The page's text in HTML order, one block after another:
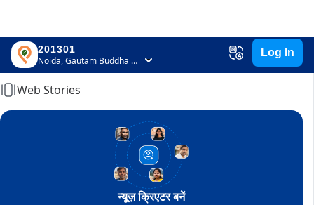
201301
Noida, Gautam Buddha Nagar, Uttar Pradesh
Log In
Home
Web Stories
न्यूज़ क्रिएटर बनें